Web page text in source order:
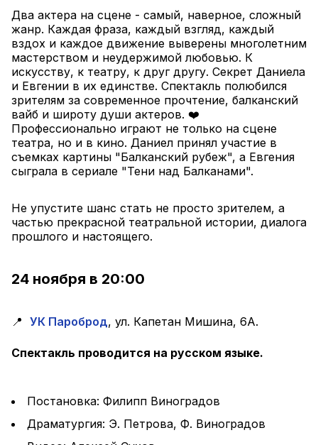
Два актера на сцене - самый, наверное, сложный
жанр. Каждая фраза, каждый взгляд, каждый
вздох и каждое движение выверены многолетним
мастерством и неудержимой любовью. К
искусству, к театру, к друг другу. Секрет Даниела
и Евгении в их единстве. Спектакль полюбился
зрителям за современное прочтение, балканский
вайб и широту души актеров. ❤️
Профессионально играют не только на сцене
театра, но и в кино. Даниел принял участие в
съемках картины "Балканский рубеж", а Евгения
сыграла в сериале "Тени над Балканами".
Не упустите шанс стать не просто зрителем, а
частью прекрасной театральной истории, диалога
прошлого и настоящего.
24 ноября в 20:00
📍 УК Пароброд, ул. Капетан Мишина, 6А.
Спектакль проводится на русском языке.
Постановка: Филипп Виноградов
Драматургия: Э. Петрова, Ф. Виноградов